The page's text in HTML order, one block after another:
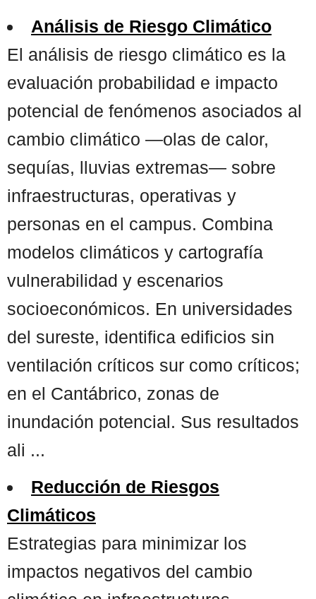
Análisis de Riesgo Climático
El análisis de riesgo climático es la
evaluación probabilidad e impacto
potencial de fenómenos asociados al
cambio climático —olas de calor,
sequías, lluvias extremas— sobre
infraestructuras, operativas y
personas en el campus. Combina
modelos climáticos y cartografía
vulnerabilidad y escenarios
socioeconómicos. En universidades
del sureste, identifica edificios sin
ventilación críticos sur como críticos;
en el Cantábrico, zonas de
inundación potencial. Sus resultados
ali ...
Reducción de Riesgos
Climáticos
Estrategias para minimizar los
impactos negativos del cambio